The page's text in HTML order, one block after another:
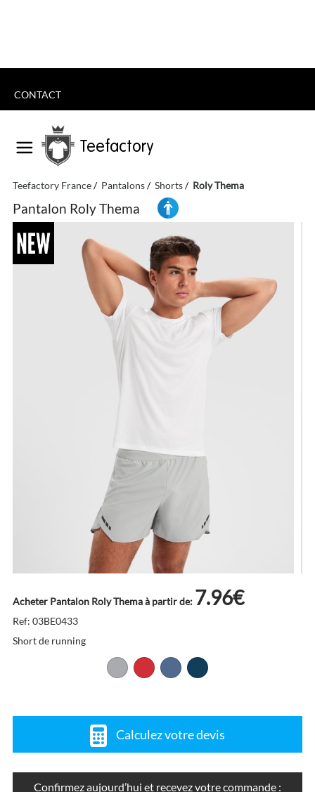
CONTACT
Teefactory
Teefactory France Pantalons Shorts Roly Thema
Pantalon Roly Thema
Acheter Pantalon Roly Thema à partir de: 7.96€
Ref: 03BE0433
Short de running
Calculez votre devis
Confirmez aujourd’hui et recevez votre commande :